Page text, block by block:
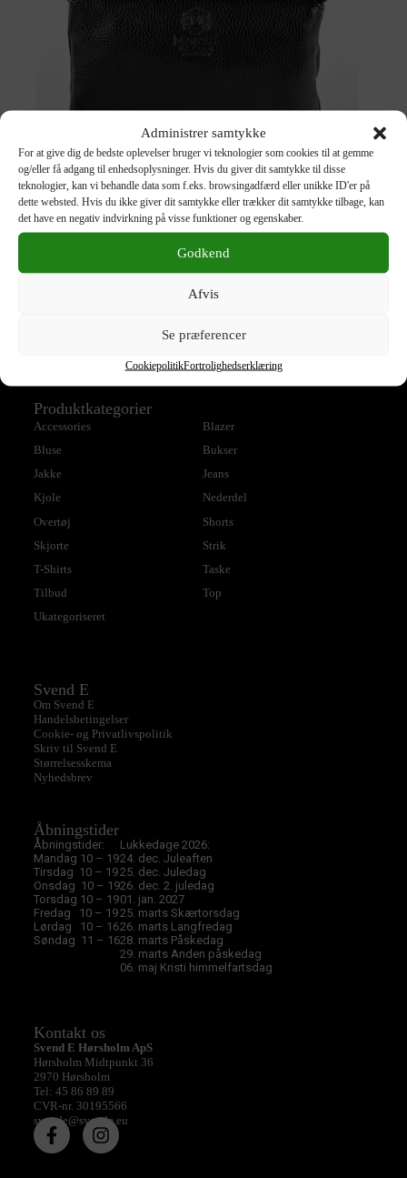
Administrer samtykke
For at give dig de bedste oplevelser bruger vi teknologier som cookies til at gemme
og/eller få adgang til enhedsoplysninger. Hvis du giver dit samtykke til disse
teknologier, kan vi behandle data som f.eks. browsingadfærd eller unikke ID'er på
dette websted. Hvis du ikke giver dit samtykke eller trækker dit samtykke tilbage, kan
det have en negativ indvirkning på visse funktioner og egenskaber.
Godkend
Afvis
Se præferencer
CookiepolitikFortrolighedserklæring
Accessories,Taske
MORETTI MILANO – Skuldertaske
Produktkategorier
Accessories
Blazer
Bluse
Bukser
Jakke
Jeans
Kjole
Nederdel
Overtøj
Shorts
Skjorte
Strik
T-Shirts
Taske
Tilbud
Top
Ukategoriseret
Svend E
Om Svend E
Handelsbetingelser
Cookie- og Privatlivspolitik
Skriv til Svend E
Størrelsesskema
Nyhedsbrev
Åbningstider
Åbningstider:
Mandag 10 – 19
Tirsdag 10 – 19
Onsdag 10 – 19
Torsdag 10 – 19
Fredag 10 – 19
Lørdag 10 – 16
Søndag 11 – 16
Lukkedage 2026:
24. dec. Juleaften
25. dec. Juledag
26. dec. 2. juledag
01. jan. 2027
25. marts Skærtorsdag
26. marts Langfredag
28. marts Påskedag
29. marts Anden påskedag
06. maj Kristi himmelfartsdag
Kontakt os
Svend E Hørsholm ApS
Hørsholm Midtpunkt 36
2970 Hørsholm
Tel: 45 86 89 89
CVR-nr. 30195566
svende@svende.eu